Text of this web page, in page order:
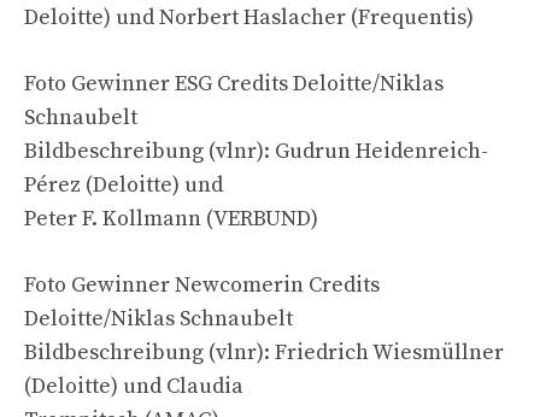
Deloitte) und Norbert Haslacher (Frequentis)
Foto Gewinner ESG Credits Deloitte/Niklas
Schnaubelt
Bildbeschreibung (vlnr): Gudrun Heidenreich-
Pérez (Deloitte) und
Peter F. Kollmann (VERBUND)
Foto Gewinner Newcomerin Credits
Deloitte/Niklas Schnaubelt
Bildbeschreibung (vlnr): Friedrich Wiesmüllner
(Deloitte) und Claudia